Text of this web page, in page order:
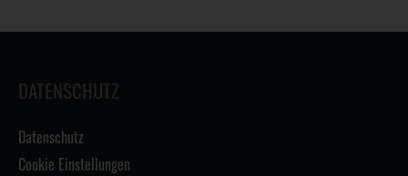
DATENSCHUTZ
Datenschutz
Cookie Einstellungen